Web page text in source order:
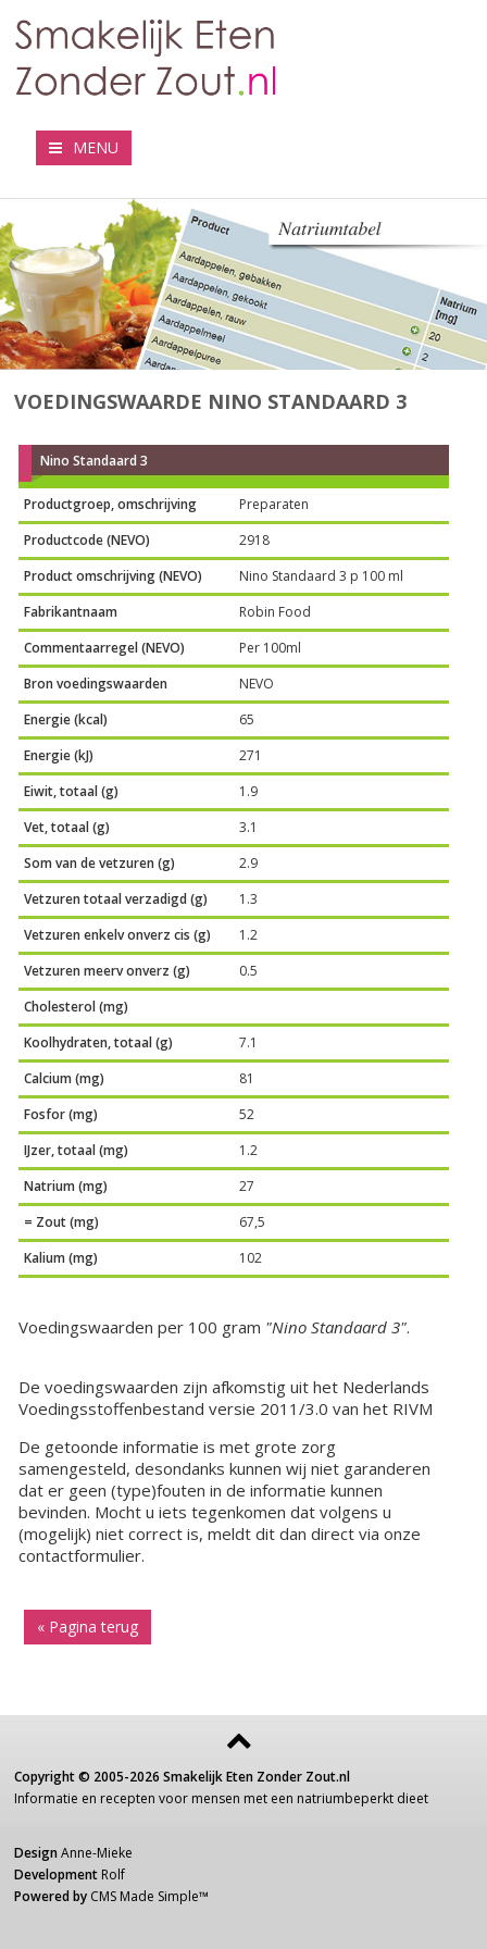
MENU
VOEDINGSWAARDE NINO STANDAARD 3
Nino Standaard 3
Productgroep, omschrijving
Preparaten
Productcode (NEVO)
2918
Product omschrijving (NEVO)
Nino Standaard 3 p 100 ml
Fabrikantnaam
Robin Food
Commentaarregel (NEVO)
Per 100ml
Bron voedingswaarden
NEVO
Energie (kcal)
65
Energie (kJ)
271
Eiwit, totaal (g)
1.9
Vet, totaal (g)
3.1
Som van de vetzuren (g)
2.9
Vetzuren totaal verzadigd (g)
1.3
Vetzuren enkelv onverz cis (g)
1.2
Vetzuren meerv onverz (g)
0.5
Cholesterol (mg)
Koolhydraten, totaal (g)
7.1
Calcium (mg)
81
Fosfor (mg)
52
IJzer, totaal (mg)
1.2
Natrium (mg)
27
= Zout (mg)
67,5
Kalium (mg)
102
Voedingswaarden per 100 gram "Nino Standaard 3".
De voedingswaarden zijn afkomstig uit het Nederlands
Voedingsstoffenbestand versie 2011/3.0 van het RIVM
De getoonde informatie is met grote zorg
samengesteld, desondanks kunnen wij niet garanderen
dat er geen (type)fouten in de informatie kunnen
bevinden. Mocht u iets tegenkomen dat volgens u
(mogelijk) niet correct is, meldt dit dan direct via onze
contactformulier.
« Pagina terug
Copyright © 2005-2026 Smakelijk Eten Zonder Zout.nl
Informatie en recepten voor mensen met een natriumbeperkt dieet
Design Anne-Mieke
Development Rolf
Powered by CMS Made Simple™